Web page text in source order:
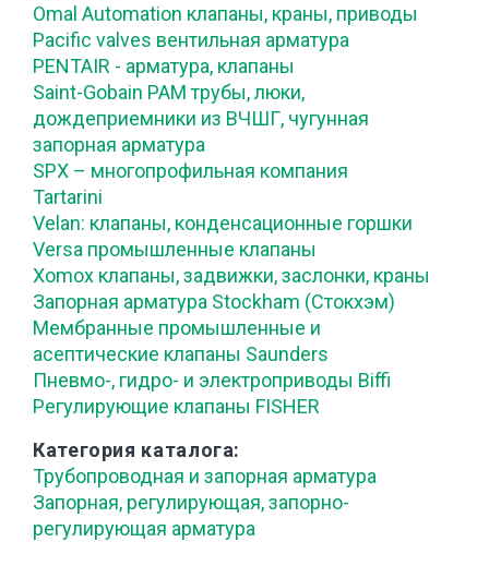
Omal Automation клапаны, краны, приводы
Pacific valves вентильная арматура
PENTAIR - арматура, клапаны
Saint-Gobain PAM трубы, люки,
дождеприемники из ВЧШГ, чугунная
запорная арматура
SPX – многопрофильная компания
Tartarini
Velan: клапаны, конденсационные горшки
Versa промышленные клапаны
Xomox клапаны, задвижки, заслонки, краны
Запорная арматура Stockham (Стокхэм)
Мембранные промышленные и
асептические клапаны Saunders
Пневмо-, гидро- и электроприводы Biffi
Регулирующие клапаны FISHER
Категория каталога
Трубопроводная и запорная арматура
Запорная, регулирующая, запорно-
регулирующая арматура